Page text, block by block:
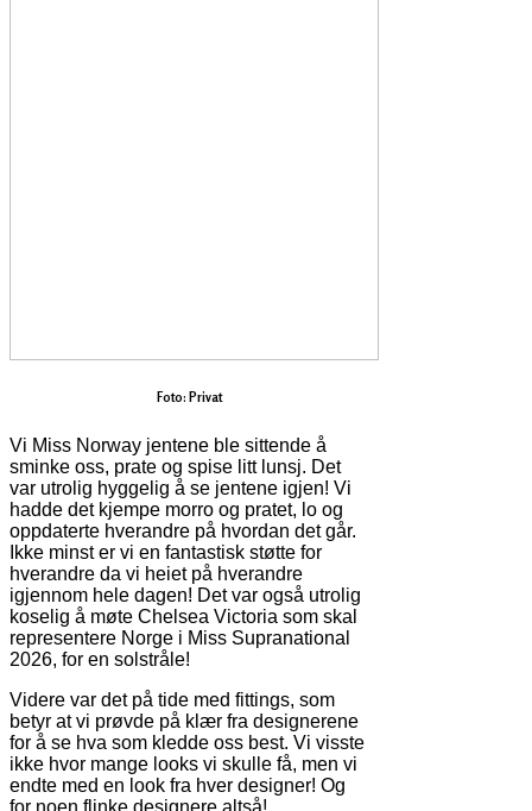
Foto: Privat
Vi Miss Norway jentene ble sittende å
sminke oss, prate og spise litt lunsj. Det
var utrolig hyggelig å se jentene igjen! Vi
hadde det kjempe morro og pratet, lo og
oppdaterte hverandre på hvordan det går.
Ikke minst er vi en fantastisk støtte for
hverandre da vi heiet på hverandre
igjennom hele dagen! Det var også utrolig
koselig å møte Chelsea Victoria som skal
representere Norge i Miss Supranational
2026, for en solstråle!
Videre var det på tide med fittings, som
betyr at vi prøvde på klær fra designerene
for å se hva som kledde oss best. Vi visste
ikke hvor mange looks vi skulle få, men vi
endte med en look fra hver designer! Og